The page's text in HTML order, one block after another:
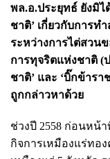
พล.อ.ประยุทธ์ ยังมิ
ชาติ’ เกี่ยวกับการท
ระหว่างการไต่สวน
การทุจริตแห่งชาติ (
ชาติ’ และ ‘บิ๊กข้าร
ถูกกล่าวหาด้วย
ช่วงปี 2558 ก่อนหน้
กิจการเหมืองแร่ทอ